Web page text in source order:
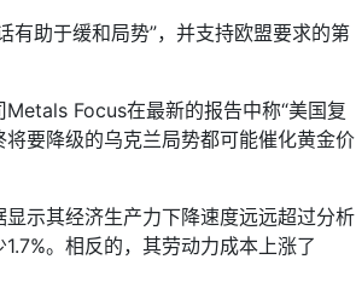
有助于缓和局势”，并支持欧盟要求的第
Focus在最新的报告中称“美国复
要降级的乌克兰局势都可能催化黄金价
示其经济生产力下降速度远远超过分析
。相反的，其劳动力成本上涨了